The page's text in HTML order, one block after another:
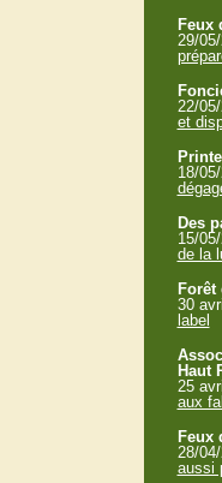
Feux
29/
22/
et
18/
Des
15/
de la
Forêt
30
label
Haut
25
aux
Feux
28/
aussi